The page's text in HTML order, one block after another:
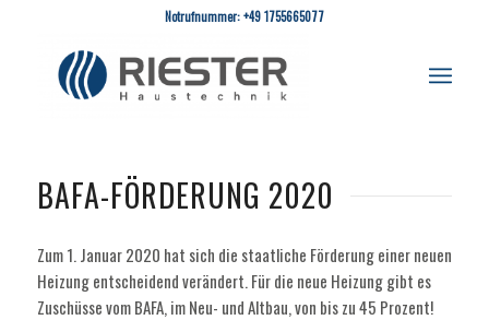
Notrufnummer: +49 1755665077
BAFA-FÖRDERUNG 2020
Zum 1. Januar 2020 hat sich die staatliche Förderung einer neuen
Heizung entscheidend verändert. Für die neue Heizung gibt es
Zuschüsse vom BAFA, im Neu- und Altbau, von bis zu 45 Prozent!